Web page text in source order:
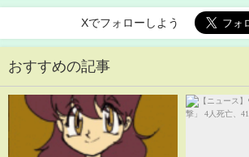
Xでフォローしよう
おすすめの記事